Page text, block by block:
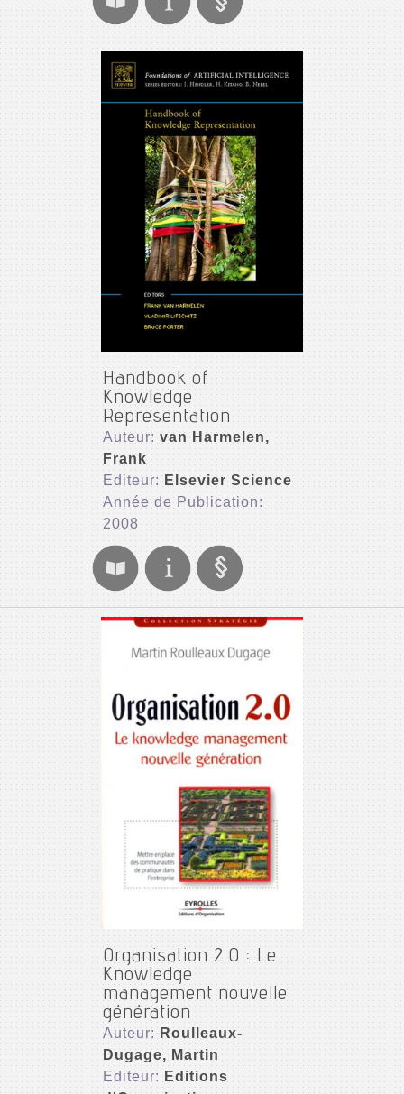
Handbook of
Knowledge
Representation
Auteur:van Harmelen,
Frank
Editeur: Elsevier Science
Année de Publication:
2008
Organisation 2.0 : Le
Knowledge
management nouvelle
génération
Auteur: Roulleaux-
Dugage, Martin
Editeur: Editions